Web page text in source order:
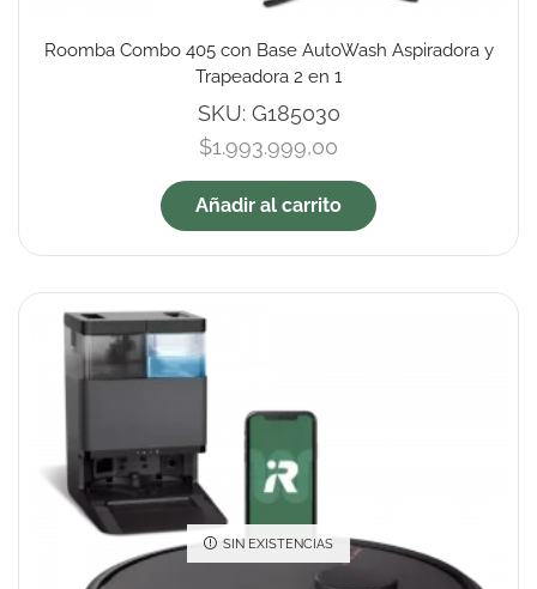
Roomba Combo 405 con Base AutoWash Aspiradora y
Trapeadora 2 en 1
SKU: G185030
$1.993.999,00
Añadir al carrito
SIN EXISTENCIAS